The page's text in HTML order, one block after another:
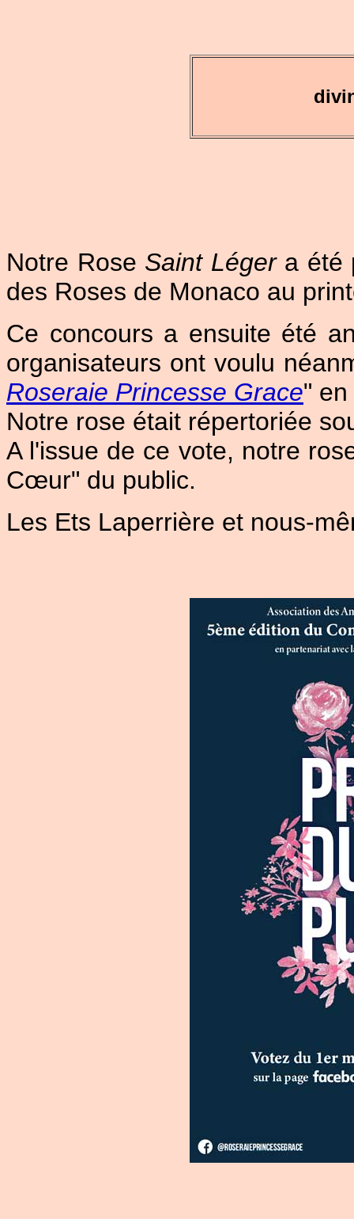
Notre Rose Saint Léger a été
des Roses de Monaco au
Ce concours a ensuite été
organisateurs ont voulu
Roseraie Princesse Grace"
Notre rose était répertoriée
A l'issue de ce vote, notre
Cœur" du public.
Les Ets Laperrière et nous-